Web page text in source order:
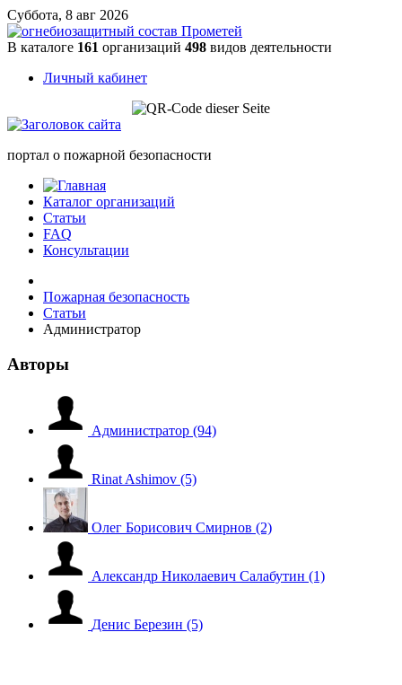
Суббота, 8 авг 2026
В каталоге 161 организаций 498 видов деятельности
Личный кабинет
портал о пожарной безопасности
Каталог организаций
Статьи
FAQ
Консультации
Пожарная безопасность
Статьи
Администратор
Авторы
Администратор (94)
Rinat Ashimov (5)
Олег Борисович Смирнов (2)
Александр Николаевич Салабутин (1)
Денис Березин (5)